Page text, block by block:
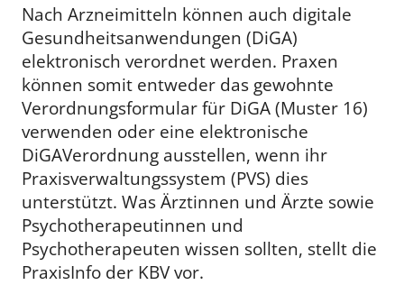
Nach Arzneimitteln können auch digitale
Gesundheitsanwendungen (DiGA)
elektronisch verordnet werden. Praxen
können somit entweder das gewohnte
Verordnungsformular für DiGA (Muster 16)
verwenden oder eine elektronische
DiGAVerordnung ausstellen, wenn ihr
Praxisverwaltungssystem (PVS) dies
unterstützt. Was Ärztinnen und Ärzte sowie
Psychotherapeutinnen und
Psychotherapeuten wissen sollten, stellt die
PraxisInfo der KBV vor.